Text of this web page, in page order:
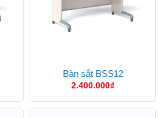
Bàn sắt BSS12
2.400.000₫